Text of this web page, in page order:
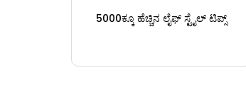
5000ಕ್ಕೂ ಹೆಚ್ಚಿನ ಲೈಫ್ ಸ್ಟೈಲ್ ಟಿಪ್ಸ್